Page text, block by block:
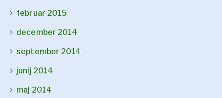
februar 2015
december 2014
september 2014
junij 2014
maj 2014